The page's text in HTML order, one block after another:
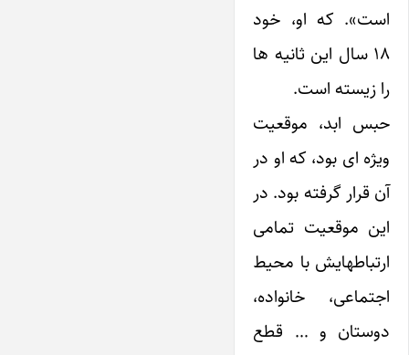
است». که او، خود
۱۸ سال این ثانیه ها
را زیسته است.
حبس ابد، موقعیت
ویژه ای بود، که او در
آن قرار گرفته بود. در
این موقعیت تمامی
ارتباطهایش با محیط
اجتماعی، خانواده،
دوستان و … قطع